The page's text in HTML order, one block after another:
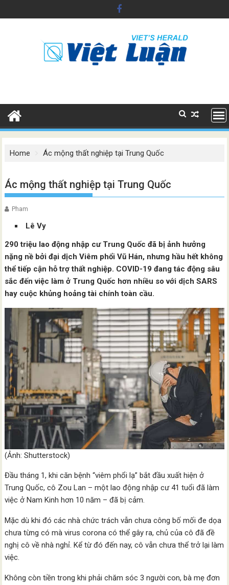
to
Home Ác mộng thất nghiệp tại Trung Quốc
Ác mộng thất nghiệp tại Trung Quốc
Pham
Lê Vy
290 triệu lao động nhập cư Trung Quốc đã bị ảnh hưởng
nặng nề bởi đại dịch Viêm phổi Vũ Hán, nhưng hầu hết không
thể tiếp cận hỗ trợ thất nghiệp. COVID-19 đang tác động sâu
sắc đến việc làm ở Trung Quốc hơn nhiều so với dịch SARS
hay cuộc khủng hoảng tài chính toàn cầu.
(Ảnh: Shutterstock)
Đầu tháng 1, khi căn bệnh “viêm phổi lạ” bắt đầu xuất hiện ở
Trung Quốc, cô Zou Lan – một lao động nhập cư 41 tuổi đã làm
việc ở Nam Kinh hơn 10 năm – đã bị cảm.
Mặc dù khi đó các nhà chức trách vẫn chưa công bố mối đe dọa
chưa từng có mà virus corona có thể gây ra, chủ của cô đã đề
nghị cô về nhà nghỉ. Kể từ đó đến nay, cô vẫn chưa thể trở lại làm
việc.
Không còn tiền trong khi phải chăm sóc 3 người con, bà mẹ đơn